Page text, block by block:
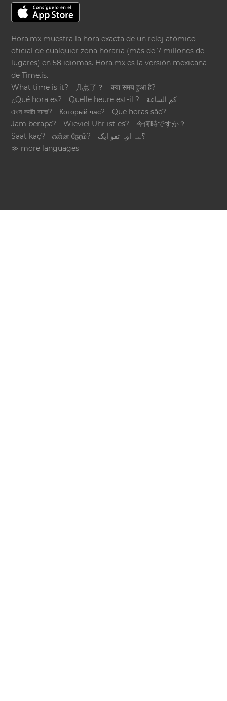
Hora.mx muestra la hora exacta de un reloj atómico
oficial de cualquier zona horaria (más de 7 millones de
lugares) en 58 idiomas. Hora.mx es la versión mexicana
deTime.is.
What time is it?
几点了？
क्या समय हुआ है?
¿Qué hora es?
Quelle heure est-il ?
كم الساعة
এখন কয়টা বাজে?
Который час?
Que horas são?
Jam berapa?
Wieviel Uhr ist es?
今何時ですか？
Saat kaç?
என்ன நேரம்?
؟ےہ اوہ تقو ایک
≫ more languages